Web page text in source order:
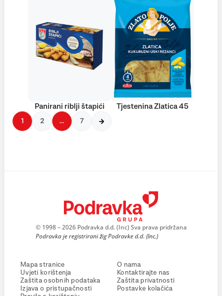
Panirani riblji štapići Tjestenina Zlatica 45
1 2 … 7
© 1998 – 2026 Podravka d.d. (Inc) Sva prava pridržana
Podravka je registrirani žig Podravke d.d. (Inc.)
Mapa stranice
Uvjeti korištenja
Zaštita osobnih podataka
Izjava o pristupačnosti
O nama
Kontaktirajte nas
Zaštita privatnosti
Postavke kolačića